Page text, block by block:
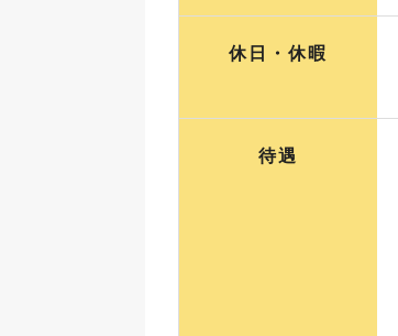
休日・休暇
待遇